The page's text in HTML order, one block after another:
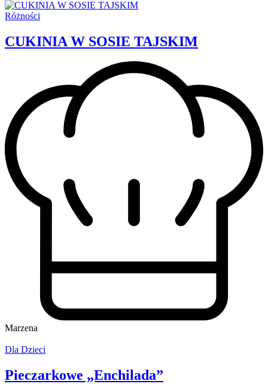
Różności
CUKINIA W SOSIE TAJSKIM
Marzena
Dla Dzieci
Pieczarkowe „Enchilada”